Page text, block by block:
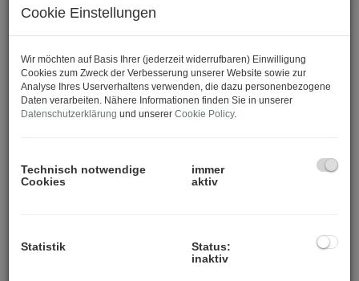
Cookie Einstellungen
Wir möchten auf Basis Ihrer (jederzeit widerrufbaren) Einwilligung
Cookies zum Zweck der Verbesserung unserer Website sowie zur
Analyse Ihres Userverhaltens verwenden, die dazu personenbezogene
Daten verarbeiten. Nähere Informationen finden Sie in unserer
Datenschutzerklärung und unserer Cookie Policy.
Technisch notwendige
Cookies
immer
aktiv
Statistik
Status:
inaktiv